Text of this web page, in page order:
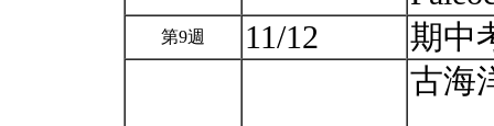
第9週 11/12 期中
古海